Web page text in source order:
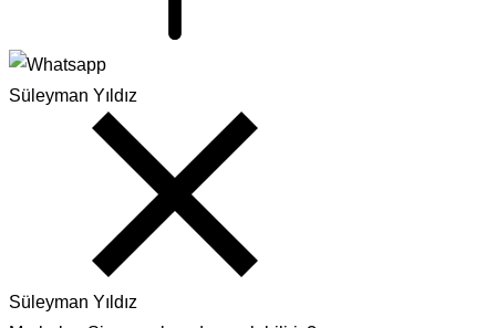
Süleyman Yıldız
Süleyman Yıldız